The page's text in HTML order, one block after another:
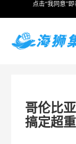
点击“我同意”即
哥伦比
搞定超